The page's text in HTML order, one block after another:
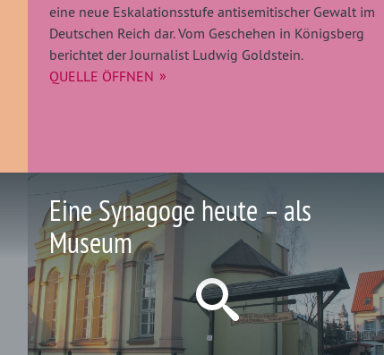
eine neue Eskalationsstufe antisemitischer Gewalt im
Deutschen Reich dar. Vom Geschehen in Königsberg
berichtet der Journalist Ludwig Goldstein.
QUELLE ÖFFNEN
Eine Synagoge heute – als
Museum